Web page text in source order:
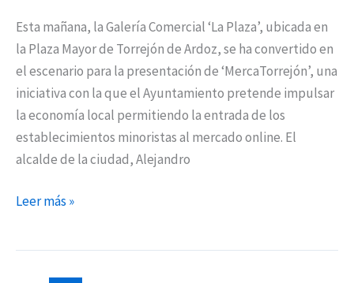
Esta mañana, la Galería Comercial ‘La Plaza’, ubicada en
la Plaza Mayor de Torrejón de Ardoz, se ha convertido en
el escenario para la presentación de ‘MercaTorrejón’, una
iniciativa con la que el Ayuntamiento pretende impulsar
la economía local permitiendo la entrada de los
establecimientos minoristas al mercado online. El
alcalde de la ciudad, Alejandro
Leer más »